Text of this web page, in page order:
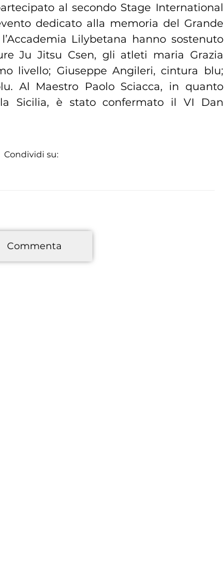
al secondo Stage International
dedicato alla memoria del Grande
Lilybetana hanno sostenuto
Ju Jitsu Csen, gli atleti maria Grazia
livello; Giuseppe Angileri, cintura blu;
Al Maestro Paolo Sciacca, in quanto
Sicilia, è stato confermato il VI Dan
Condividi su:
Commenta